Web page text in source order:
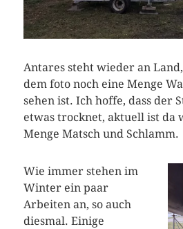
Antares steht wieder an
dem foto noch eine Menge
sehen ist. Ich hoffe, dass der
etwas trocknet, aktuell ist da
Menge Matsch und Schlamm.
Wie immer stehen im
Winter ein paar
Arbeiten an, so auch
diesmal. Einige